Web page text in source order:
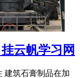
云帆学习网
建筑石膏制品在加